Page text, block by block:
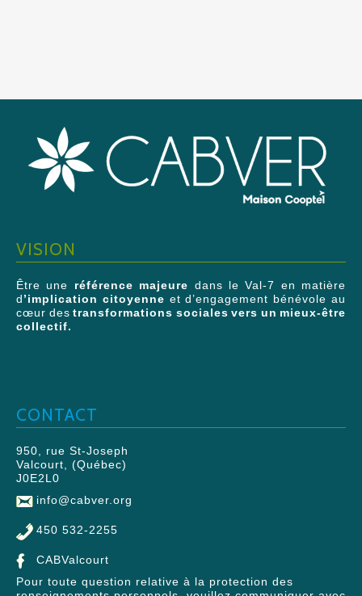
VISION
Être une référence majeure dans le Val-7 en matière
d’implication citoyenne et d’engagement bénévole au
cœur des transformations sociales vers un mieux-être
collectif.
CONTACT
950, rue St-Joseph
Valcourt, (Québec)
J0E2L0
info@cabver.org
450 532-2255
CABValcourt
Pour toute question relative à la protection des